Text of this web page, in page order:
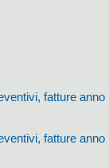
fatture anno
fatture anno